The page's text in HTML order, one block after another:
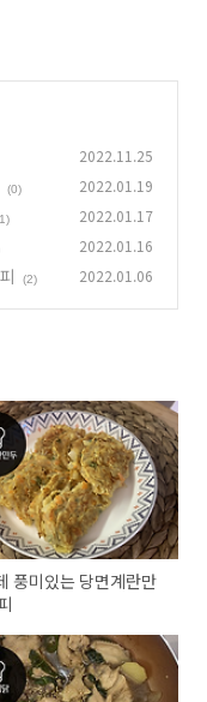
2022.11.25
(0) 2022.01.19
2022.01.17
2022.01.16
(2) 2022.01.06
풍미있는 당면계란만